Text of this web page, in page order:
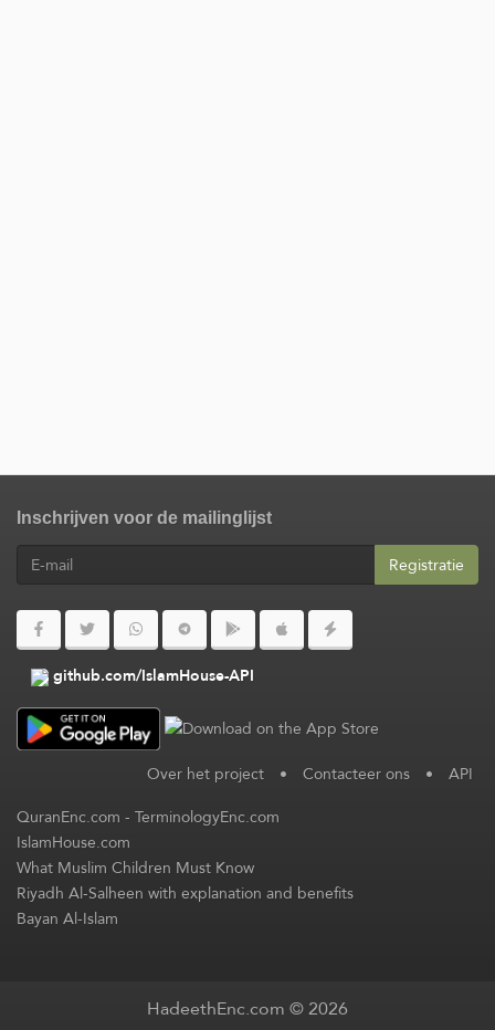
Inschrijven voor de mailinglijst
Registratie
github.com/IslamHouse-API
Over het project • Contacteer ons • API
QuranEnc.com-TerminologyEnc.com
IslamHouse.com
What Muslim Children Must Know
Riyadh Al-Salheen with explanation and benefits
Bayan Al-Islam
HadeethEnc.com © 2026